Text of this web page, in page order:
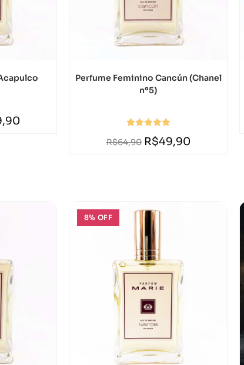
Perfume Feminino Cancún (Chanel
nº5)
Avaliação
5.00 de 5
R$64,90 R$49,90
8% OFF